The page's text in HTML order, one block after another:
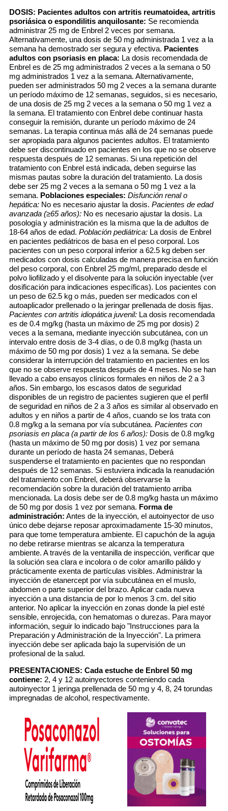
DOSIS: Pacientes adultos con artritis reumatoidea, artritis
psoriásica o espondilitis anquilosante: Se recomienda
administrar 25 mg de Enbrel 2 veces por semana.
Alternativamente, una dosis de 50 mg administrada 1 vez a la
semana ha demostrado ser segura y efectiva. Pacientes
adultos con psoriasis en placa: La dosis recomendada de
Enbrel es de 25 mg administrados 2 veces a la semana o 50
mg administrados 1 vez a la semana. Alternativamente,
pueden ser administrados 50 mg 2 veces a la semana durante
un período máximo de 12 semanas, seguidos, si es necesario,
de una dosis de 25 mg 2 veces a la semana o 50 mg 1 vez a
la semana. El tratamiento con Enbrel debe continuar hasta
conseguir la remisión, durante un período máximo de 24
semanas. La terapia continua más allá de 24 semanas puede
ser apropiada para algunos pacientes adultos. El tratamiento
debe ser discontinuado en pacientes en los que no se observe
respuesta después de 12 semanas. Si una repetición del
tratamiento con Enbrel está indicada, deben seguirse las
mismas pautas sobre la duración del tratamiento. La dosis
debe ser 25 mg 2 veces a la semana o 50 mg 1 vez a la
semana. Poblaciones especiales: Disfunción renal o
hepática: No es necesario ajustar la dosis. Pacientes de edad
avanzada (≥65 años): No es necesario ajustar la dosis. La
posología y administración es la misma que la de adultos de
18-64 años de edad. Población pediátrica: La dosis de Enbrel
en pacientes pediátricos de basa en el peso corporal. Los
pacientes con un peso corporal inferior a 62.5 kg deben ser
medicados con dosis calculadas de manera precisa en función
del peso corporal, con Enbrel 25 mg/ml, preparado desde el
polvo liofilizado y el disolvente para la solución inyectable (ver
dosificación para indicaciones específicas). Los pacientes con
un peso de 62.5 kg o más, pueden ser medicados con el
autoaplicador prellenado o la jeringar prellenada de dosis fijas.
Pacientes con artritis idiopática juvenil: La dosis recomendada
es de 0.4 mg/kg (hasta un máximo de 25 mg por dosis) 2
veces a la semana, mediante inyección subcutánea, con un
intervalo entre dosis de 3-4 días, o de 0.8 mg/kg (hasta un
máximo de 50 mg por dosis) 1 vez a la semana. Se debe
considerar la interrupción del tratamiento en pacientes en los
que no se observe respuesta después de 4 meses. No se han
llevado a cabo ensayos clínicos formales en niños de 2 a 3
años. Sin embargo, los escasos datos de seguridad
disponibles de un registro de pacientes sugieren que el perfil
de seguridad en niños de 2 a 3 años es similar al observado en
adultos y en niños a partir de 4 años, cuando se los trata con
0.8 mg/kg a la semana por vía subcutánea. Pacientes con
psoriasis en placa (a partir de los 6 años): Dosis de 0.8 mg/kg
(hasta un máximo de 50 mg por dosis) 1 vez por semana
durante un período de hasta 24 semanas, Deberá
suspenderse el tratamiento en pacientes que no respondan
después de 12 semanas. Si estuviera indicada la reanudación
del tratamiento con Enbrel, deberá observarse la
recomendación sobre la duración del tratamiento arriba
mencionada. La dosis debe ser de 0.8 mg/kg hasta un máximo
de 50 mg por dosis 1 vez por semana. Forma de
administración: Antes de la inyección, el autoinyector de uso
único debe dejarse reposar aproximadamente 15-30 minutos,
para que tome temperatura ambiente. El capuchón de la aguja
no debe retirarse mientras se alcanza la temperatura
ambiente. A través de la ventanilla de inspección, verificar que
la solución sea clara e incolora o de color amarillo pálido y
prácticamente exenta de partículas visibles. Administrar la
inyección de etanercept por vía subcutánea en el muslo,
abdomen o parte superior del brazo. Aplicar cada nueva
inyección a una distancia de por lo menos 3 cm. del sitio
anterior. No aplicar la inyección en zonas donde la piel esté
sensible, enrojecida, con hematomas o durezas. Para mayor
información, seguir lo indicado bajo "Instrucciones para la
Preparación y Administración de la Inyección". La primera
inyección debe ser aplicada bajo la supervisión de un
profesional de la salud.
PRESENTACIONES: Cada estuche de Enbrel 50 mg
contiene: 2, 4 y 12 autoinyectores conteniendo cada
autoinyector 1 jeringa prellenada de 50 mg y 4, 8, 24 torundas
impregnadas de alcohol, respectivamente.